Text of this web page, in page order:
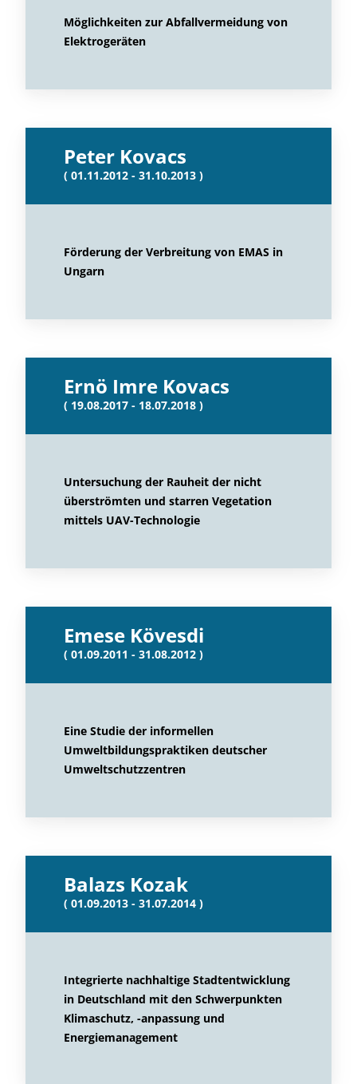
Möglichkeiten zur Abfallvermeidung von
Elektrogeräten
Peter Kovacs
( 01.11.2012 - 31.10.2013 )
Förderung der Verbreitung von EMAS in
Ungarn
Ernö Imre Kovacs
( 19.08.2017 - 18.07.2018 )
Untersuchung der Rauheit der nicht
überströmten und starren Vegetation
mittels UAV-Technologie
Emese Kövesdi
( 01.09.2011 - 31.08.2012 )
Eine Studie der informellen
Umweltbildungspraktiken deutscher
Umweltschutzzentren
Balazs Kozak
( 01.09.2013 - 31.07.2014 )
Integrierte nachhaltige Stadtentwicklung
in Deutschland mit den Schwerpunkten
Klimaschutz, -anpassung und
Energiemanagement